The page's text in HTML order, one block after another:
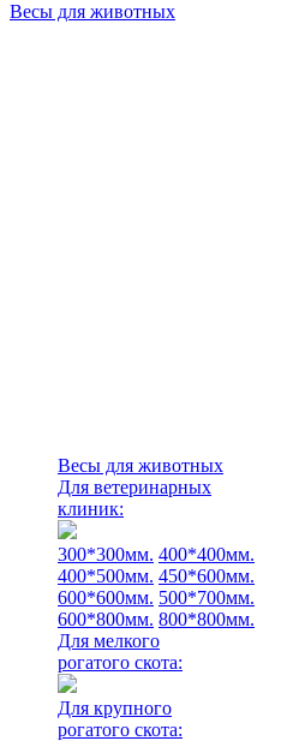
Весы для животных
Весы для животных
Для ветеринарных
клиник:
300*300мм. 400*400мм.
400*500мм. 450*600мм.
600*600мм. 500*700мм.
600*800мм. 800*800мм.
Для мелкого
рогатого скота:
Для крупного
рогатого скота: